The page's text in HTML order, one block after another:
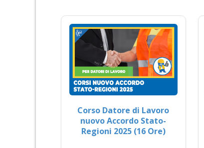
Corso Datore di Lavoro
nuovo Accordo Stato-
Regioni 2025 (16 Ore)